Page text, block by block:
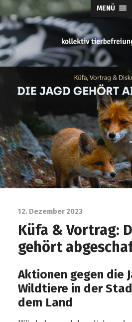
MENÜ
12. Dezember 2023
Küfa & Vortrag:
gehört
Aktionen gegen die
Wildtiere in der
dem Land